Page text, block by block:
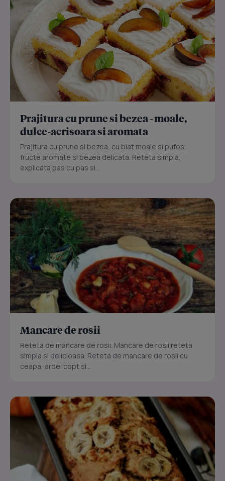
Prajitura cu prune si bezea - moale,
dulce-acrisoara si aromata
Prajitura cu prune si bezea, cu blat moale si pufos,
fructe aromate si bezea delicata. Reteta simpla,
explicata pas cu pas si...
Mancare de rosii
Reteta de mancare de rosii. Mancare de rosii reteta
simpla si delicioasa. Reteta de mancare de rosii cu
ceapa, ardei copt si...